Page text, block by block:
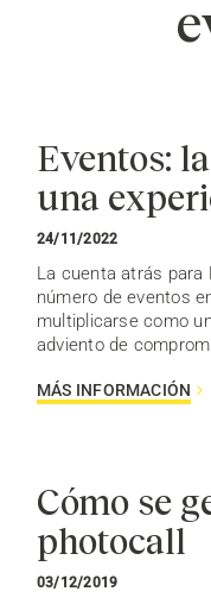
Eventos:
una
24/11/2022
La cuenta atrás para
número de eventos
multiplicarse como
adviento de
MÁS INFORMACIÓN
Cómo se
photocall
03/12/2019